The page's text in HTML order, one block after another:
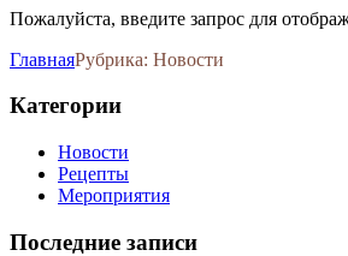
Пожалуйста, введите запрос для
ГлавнаяРубрика: Новости
Категории
Новости
Рецепты
Мероприятия
Последние записи